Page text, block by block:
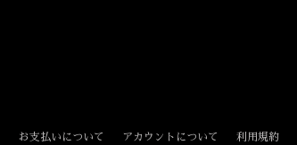
お支払いについて アカウントについて 利用規約